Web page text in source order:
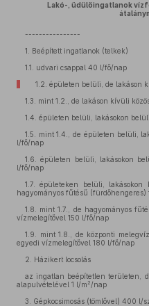
Lakó-, üdülőingatlanok
----------------
1. Beépített ingatlanok (telkek)
1.1. udvari csappal 40 l/fő/nap
1.2. épületen belüli, de lakáson
1.3. mint 1.2., de lakáson kívüli
1.4. épületen belüli, lakásokon
1.5. mint 1.4., de épületen belüli,
l/fő/nap
1.6. épületen belüli, lakásokon
l/fő/nap
1.7. épületeken belüli, lakásokon
hagyományos fűtésű
1.8. mint 1.7., de hagyományos
vízmelegítővel 150 l/fő/nap
1.9. mint 1.8., de központi
egyedi vízmelegítővel 180 l/fő/nap
2. Házikert locsolás
az ingatlan beépítetlen területen,
alapulvételével 1 l/m 2 /nap
3. Gépkocsimosás (tömlővel) 400 l/